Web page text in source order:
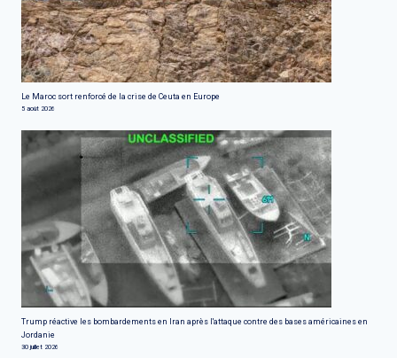
Le Maroc sort renforcé de la crise de Ceuta en Europe
5 août 2026
Trump réactive les bombardements en Iran après l'attaque contre des bases américaines en
Jordanie
30 juillet 2026